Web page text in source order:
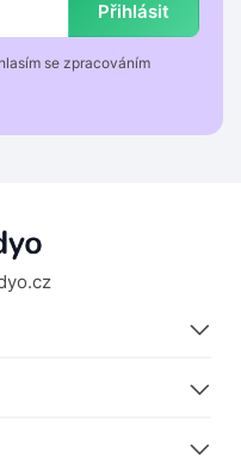
Přihlásit
se zpracováním